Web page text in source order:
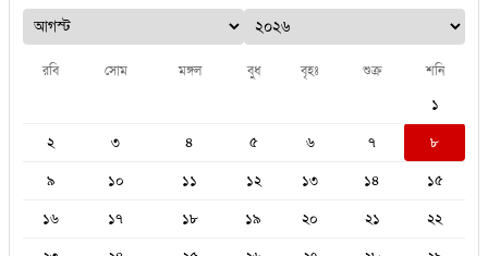
রবি সোম মঙ্গল বুধ বৃহঃ শুক্র শনি
১
২
৩ ৪ ৫ ৬ ৭
৮
৯
১০ ১১ ১২ ১৩ ১৪
১৫
১৬
১৭ ১৮ ১৯ ২০ ২১
২২